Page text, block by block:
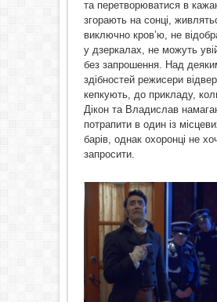
та перетворюватися в
згорають на сонці,
виключно кров’ю, не
у дзеркалах, не можуть
без запрошення. Над
здібностей режисери
кепкують, до прикладу,
Дікон та Владислав
потрапити в один із
барів, однак охоронці не
запросити.